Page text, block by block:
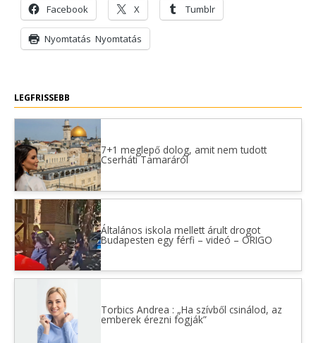
Facebook X Tumblr
Nyomtatás Nyomtatás
LEGFRISSEBB
7+1 meglepő dolog, amit nem tudott
Cserháti Tamaráról
Általános iskola mellett árult drogot
Budapesten egy férfi – videó – ORIGO
Torbics Andrea : „Ha szívből csinálod, az
emberek érezni fogják”